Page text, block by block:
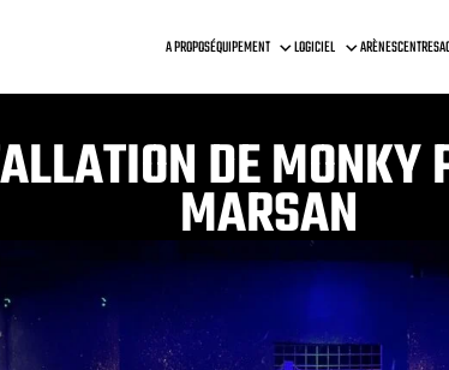
A PROPOSÉQUIPEMENT LOGICIEL ARÈNESCENTRES
DE MONKY
MARSAN